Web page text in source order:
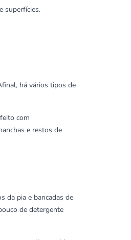
superfícies.
há vários tipos de
com
e restos de
da pia e bancadas de
de detergente